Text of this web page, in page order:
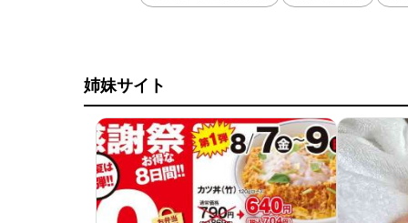
姉妹サイト